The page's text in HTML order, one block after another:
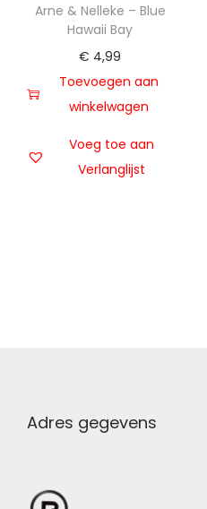
Arne & Nelleke – Blue
Hawaii Bay
€ 4,99
Toevoegen aan
winkelwagen
Voeg toe aan
Verlanglijst
Adres gegevens